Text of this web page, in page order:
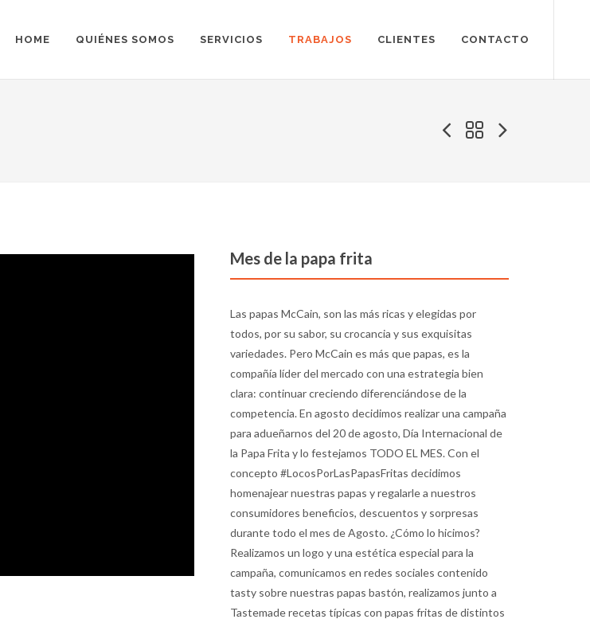
HOME QUIÉNES SOMOS SERVICIOS TRABAJOS CLIENTES CONTACTO
Mes de la papa frita
Las papas McCain, son las más ricas y elegidas por
todos, por su sabor, su crocancia y sus exquisitas
variedades. Pero McCain es más que papas, es la
compañía líder del mercado con una estrategia bien
clara: continuar creciendo diferenciándose de la
competencia. En agosto decidimos realizar una campaña
para adueñarnos del 20 de agosto, Día Internacional de
la Papa Frita y lo festejamos TODO EL MES. Con el
concepto #LocosPorLasPapasFritas decidimos
homenajear nuestras papas y regalarle a nuestros
consumidores beneficios, descuentos y sorpresas
durante todo el mes de Agosto. ¿Cómo lo hicimos?
Realizamos un logo y una estética especial para la
campaña, comunicamos en redes sociales contenido
tasty sobre nuestras papas bastón, realizamos junto a
Tastemade recetas típicas con papas fritas de distintos